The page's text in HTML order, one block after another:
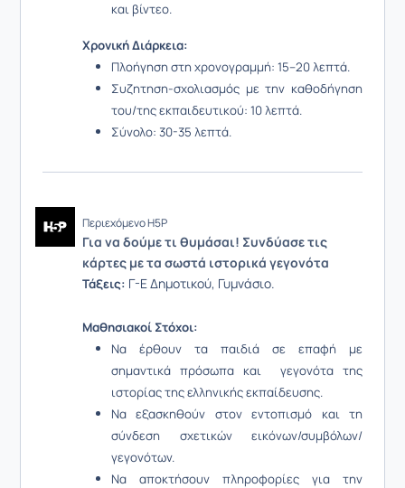
και βίντεο.
Χρονική Διάρκεια:
Πλοήγηση στη χρονογραμμή: 15–20 λεπτά.
Συζητηση-σχολιασμός με την καθοδήγηση
του/της εκπαιδευτικού: 10 λεπτά.
Σύνολο: 30-35 λεπτά.
Περιεχόμενο H5P
Για να δούμε τι θυμάσαι! Συνδύασε τις
κάρτες με τα σωστά ιστορικά γεγονότα
Τάξεις: Γ-Ε Δημοτικού, Γυμνάσιο.
Μαθησιακοί Στόχοι:
Να έρθουν τα παιδιά σε επαφή με
σημαντικά πρόσωπα και γεγονότα της
ιστορίας της ελληνικής εκπαίδευσης.
Να εξασκηθούν στον εντοπισμό και τη
σύνδεση σχετικών εικόνων/συμβόλων/
γεγονότων.
Να αποκτήσουν πληροφορίες για την